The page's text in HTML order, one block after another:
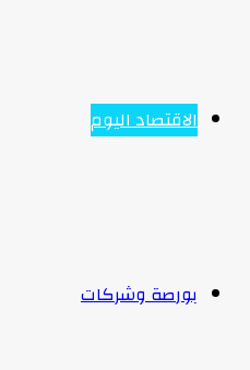
الاقتصاد اليوم
بورصة وشركات